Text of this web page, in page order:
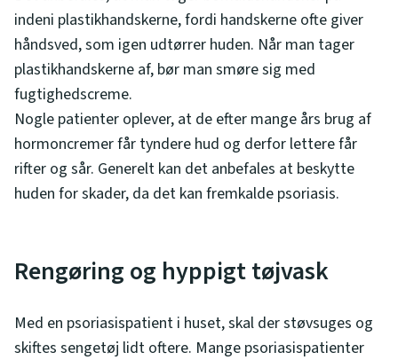
indeni plastikhandskerne, fordi handskerne ofte giver
håndsved, som igen udtørrer huden. Når man tager
plastikhandskerne af, bør man smøre sig med
fugtighedscreme.
Nogle patienter oplever, at de efter mange års brug af
hormoncremer får tyndere hud og derfor lettere får
rifter og sår. Generelt kan det anbefales at beskytte
huden for skader, da det kan fremkalde psoriasis.
Rengøring og hyppigt tøjvask
Med en psoriasispatient i huset, skal der støvsuges og
skiftes sengetøj lidt oftere. Mange psoriasispatienter